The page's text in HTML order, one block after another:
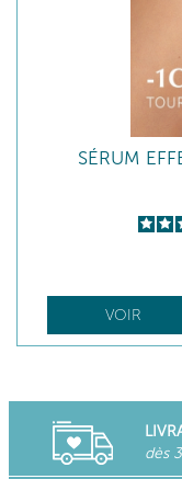
SÉRUM
VOIR
dès